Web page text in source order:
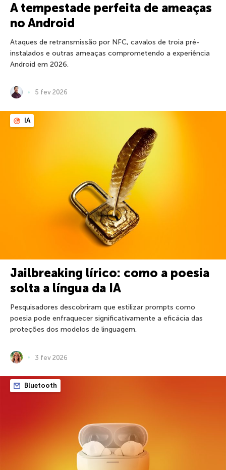
A tempestade perfeita de ameaças
no Android
Ataques de retransmissão por NFC, cavalos de troia pré-
instalados e outras ameaças comprometendo a experiência
Android em 2026.
5 fev 2026
IA
Jailbreaking lírico: como a poesia
solta a língua da IA
Pesquisadores descobriram que estilizar prompts como
poesia pode enfraquecer significativamente a eficácia das
proteções dos modelos de linguagem.
3 fev 2026
Bluetooth